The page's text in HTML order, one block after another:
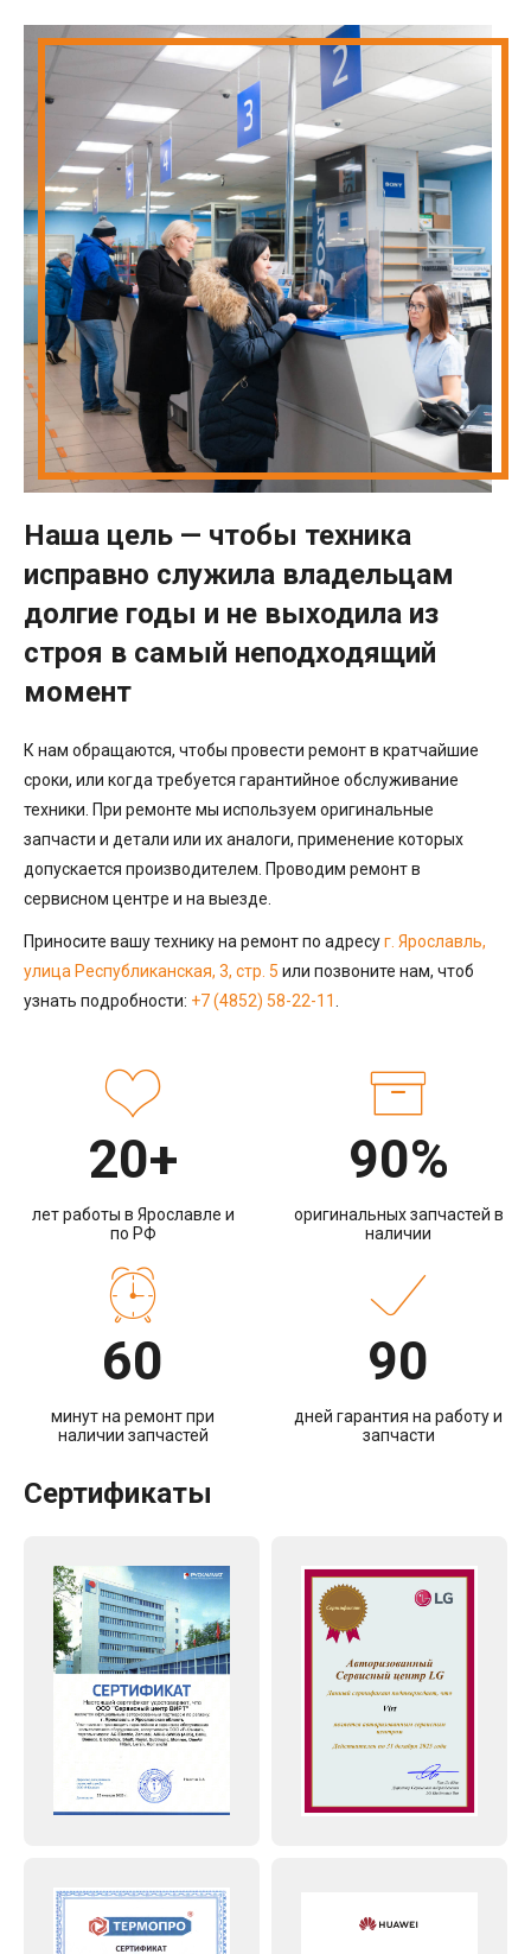
Наша цель — чтобы техника
исправно служила владельцам
долгие годы и не выходила из
строя в самый неподходящий
момент
К нам обращаются, чтобы провести ремонт в кратчайшие
сроки, или когда требуется гарантийное обслуживание
техники. При ремонте мы используем оригинальные
запчасти и детали или их аналоги, применение которых
допускается производителем. Проводим ремонт в
сервисном центре и на выезде.
Приносите вашу технику на ремонт по адресуг. Ярославль,
улица Республиканская, 3, стр. 5 или позвоните нам, чтоб
узнать подробности: +7 (4852) 58-22-11
20+
лет работы в Ярославле и
по РФ
90%
оригинальных запчастей в
наличии
60
минут на ремонт при
наличии запчастей
90
дней гарантия на работу и
запчасти
Сертификаты